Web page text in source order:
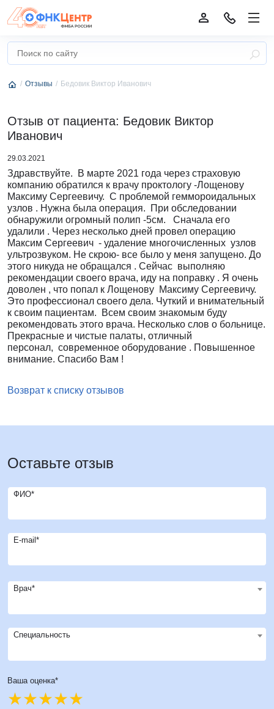
Отзывы Бедовик Виктор Иванович
Отзыв от пациента: Бедовик Виктор
Иванович
29.03.2021
Здравствуйте. В марте 2021 года через страховую
компанию обратился к врачу проктологу -Лощенову
Максиму Сергеевичу. С проблемой геммороидальных
узлов . Нужна была операция. При обследовании
обнаружили огромный полип -5см. Сначала его
удалили . Через несколько дней провел операцию
Максим Сергеевич - удаление многочисленных узлов
ультрозвуком. Не скрою- все было у меня запущено. До
этого никуда не обращался . Сейчас выполняю
рекомендации своего врача, иду на поправку . Я очень
доволен , что попал к Лощенову Максиму Сергеевичу.
Это профессионал своего дела. Чуткий и внимательный
к своим пациентам. Всем своим знакомым буду
рекомендовать этого врача. Несколько слов о больнице.
Прекрасные и чистые палаты, отличный
персонал, современное оборудование . Повышенное
внимание. Спасибо Вам !
Возврат к списку отзывов
Оставьте отзыв
ФИО*
E-mail*
Врач*
Специальность
Ваша оценка*